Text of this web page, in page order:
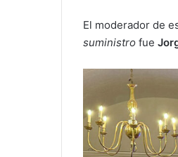
El moderador de
suministro fue